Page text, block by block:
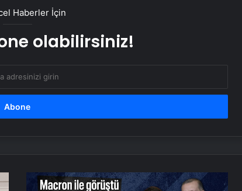
Trump’ı golf arabasıyla yemeğe
yönelik yaptırımların hafifletilmesi
için adım
Haberler İçin
olabilirsiniz!
Macron